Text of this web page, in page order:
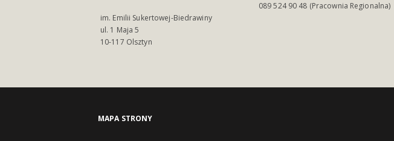
im. Emilii Sukertowej-Biedrawiny
ul. 1 Maja 5
10-117 Olsztyn
089 524 90 48 (Pracownia Regionalna)
MAPA STRONY